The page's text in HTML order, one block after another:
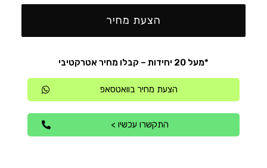
הצעת מחיר
*מעל 20 יחידות – קבלו מחיר אטרקטיבי
הצעת מחיר בוואטסאפ
התקשרו עכשיו >